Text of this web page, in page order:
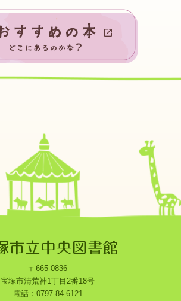
〒665-0836
宝塚市清荒神1丁目2番18号
電話：0797-84-6121